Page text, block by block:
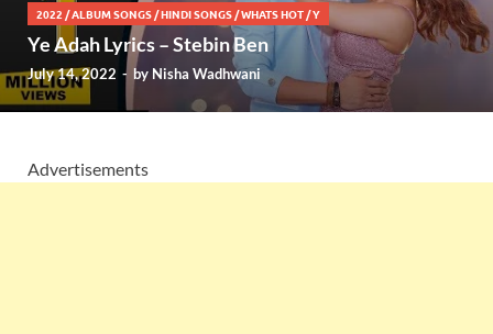
2022 /ALBUM SONGS /HINDI SONGS /WHATS HOT /Y
Ye Adah Lyrics – Stebin Ben
July 14, 2022 - by Nisha Wadhwani
Advertisements